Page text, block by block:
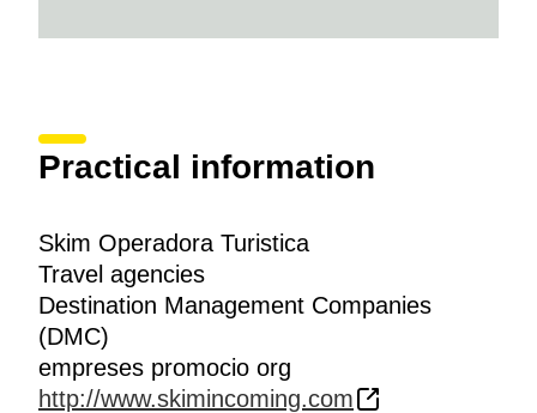
Practical information
Skim Operadora Turistica
Travel agencies
Destination Management Companies
(DMC)
empreses promocio org
http://www.skimincoming.com